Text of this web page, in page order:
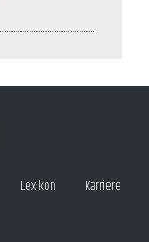
Lexikon Karriere